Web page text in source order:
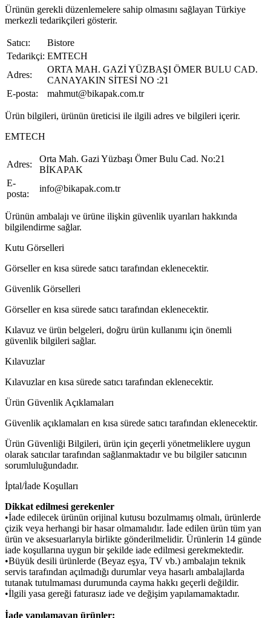
Ürünün gerekli düzenlemelere sahip olmasını sağlayan Türkiye
merkezli tedarikçileri gösterir.
Satıcı:
Bistore
Tedarikçi: EMTECH
Adres:
ORTA MAH. GAZİ YÜZBAŞI ÖMER BULU CAD.
CANAYAKIN SİTESİ NO :21
E-posta:
mahmut@bikapak.com.tr
Ürün bilgileri, ürünün üreticisi ile ilgili adres ve bilgileri içerir.
EMTECH
Adres:
Orta Mah. Gazi Yüzbaşı Ömer Bulu Cad. No:21
BİKAPAK
E-
posta:
info@bikapak.com.tr
Ürünün ambalajı ve ürüne ilişkin güvenlik uyarıları hakkında
bilgilendirme sağlar.
Kutu Görselleri
Görseller en kısa sürede satıcı tarafından eklenecektir.
Güvenlik Görselleri
Görseller en kısa sürede satıcı tarafından eklenecektir.
Kılavuz ve ürün belgeleri, doğru ürün kullanımı için önemli
güvenlik bilgileri sağlar.
Kılavuzlar
Kılavuzlar en kısa sürede satıcı tarafından eklenecektir.
Ürün Güvenlik Açıklamaları
Güvenlik açıklamaları en kısa sürede satıcı tarafından eklenecektir.
Ürün Güvenliği Bilgileri, ürün için geçerli yönetmeliklere uygun
olarak satıcılar tarafından sağlanmaktadır ve bu bilgiler satıcının
sorumluluğundadır.
İptal/İade Koşulları
Dikkat edilmesi gerekenler
•İade edilecek ürünün orijinal kutusu bozulmamış olmalı, ürünlerde
çizik veya herhangi bir hasar olmamalıdır. İade edilen ürün tüm yan
ürün ve aksesuarlarıyla birlikte gönderilmelidir. Ürünlerin 14 günde
iade koşullarına uygun bir şekilde iade edilmesi gerekmektedir.
•Büyük desili ürünlerde (Beyaz eşya, TV vb.) ambalajın teknik
servis tarafından açılmadığı durumlar veya hasarlı ambalajlarda
tutanak tutulmaması durumunda cayma hakkı geçerli değildir.
•İlgili yasa gereği faturasız iade ve değişim yapılamamaktadır.
İade yapılamayan ürünler: